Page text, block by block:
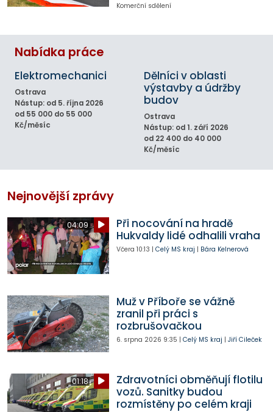
Komerční sdělení
Nabídka práce
Elektromechanici
Ostrava
Nástup: od 5. října 2026
od 55 000 do 55 000
Kč/měsíc
Dělníci v oblasti
výstavby a údržby
budov
Ostrava
Nástup: od 1. září 2026
od 22 400 do 40 000
Kč/měsíc
Nejnovější zprávy
04:09
Při nocování na hradě
Hukvaldy lidé odhalili vraha
Včera 10:13 | Celý MS kraj | Bára Kelnerová
Muž v Příboře se vážně
zranil při práci s
rozbrušovačkou
6. srpna 2026 9:35 | Celý MS kraj | Jiří Cileček
01:18
Zdravotníci obměňují flotilu
vozů. Sanitky budou
rozmístěny po celém kraji